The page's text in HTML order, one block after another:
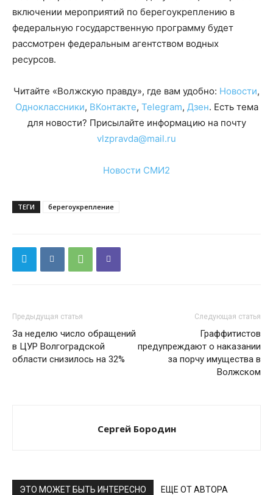
включении мероприятий по берегоукреплению в
федеральную государственную программу будет
рассмотрен федеральным агентством водных
ресурсов.
Читайте «Волжскую правду», где вам удобно: Новости,
Одноклассники, ВКонтакте, Telegram, Дзен. Есть тема
для новости? Присылайте информацию на почту
vlzpravda@mail.ru
Новости СМИ2
ТЕГИ берегоукрепление
Предыдущая статья
За неделю число обращений
в ЦУР Волгоградской
области снизилось на 32%
Следующая статья
Граффитистов
предупреждают о наказании
за порчу имущества в
Волжском
Сергей Бородин
ЭТО МОЖЕТ БЫТЬ ИНТЕРЕСНО ЕЩЕ ОТ АВТОРА